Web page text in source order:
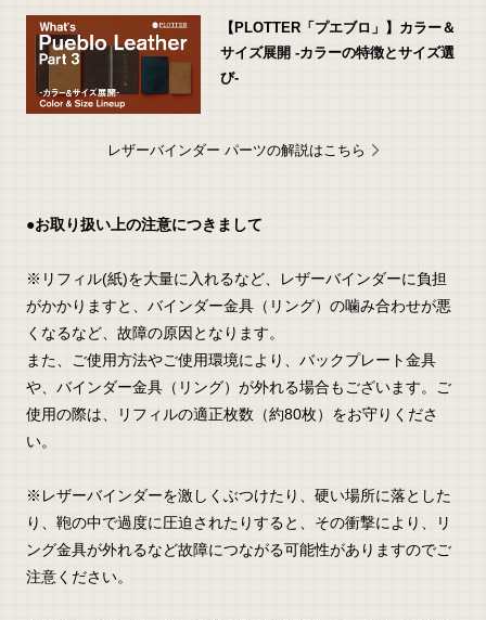
【PLOTTER「プエブロ」】カラー＆
サイズ展開 -カラーの特徴とサイズ選
び-
レザーバインダー パーツの解説はこちら
●お取り扱い上の注意につきまして
※リフィル(紙)を大量に入れるなど、レザーバインダーに負担
がかかりますと、バインダー金具（リング）の噛み合わせが悪
くなるなど、故障の原因となります。
また、ご使用方法やご使用環境により、バックプレート金具
や、バインダー金具（リング）が外れる場合もございます。ご
使用の際は、リフィルの適正枚数（約80枚）をお守りくださ
い。
※レザーバインダーを激しくぶつけたり、硬い場所に落とした
り、鞄の中で過度に圧迫されたりすると、その衝撃により、リ
ング金具が外れるなど故障につながる可能性がありますのでご
注意ください。